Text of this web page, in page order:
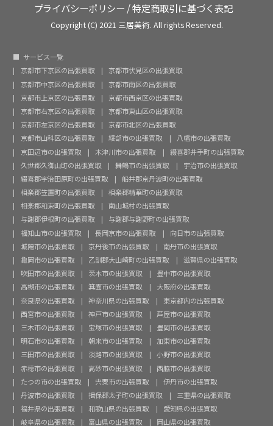
プライバシーポリシー /特定商取引に基づく表記
Copyright (C) 2021 三居美術. All rights Reserved.
サービス一覧
京都市下京区の出張買取
京都市伏見区の出張買取
京都市中京区の出張買取
京都市南区の出張買取
京都市上京区の出張買取
京都市西京区の出張買取
京都市右京区の出張買取
京都市東山区の出張買取
京都市左京区の出張買取
京都市北区の出張買取
京都市山科区の出張買取
綾部市の出張買取
八幡市の出張買取
京田辺市の出張買取
木津川市の出張買取
綴喜郡井手町の出張買取
久世郡久御山町の出張買取
舞鶴市の出張買取
宇治市の出張買取
綴喜郡宇治田原町の出張買取
船井郡京丹波町の出張買取
相楽郡笠置町の出張買取
相楽郡精華町の出張買取
相楽郡和束町の出張買取
南山城村の出張買取
与謝郡伊根町の出張買取
与謝郡与謝野町の出張買取
福知山市の出張買取
長岡京市の出張買取
向日市の出張買取
城陽市の出張買取
京丹後市の出張買取
南丹市の出張買取
亀岡市の出張買取
乙訓郡大山崎町の出張買取
滋賀県の出張買取
吹田市の出張買取
茨木市の出張買取
豊中市の出張買取
高槻市の出張買取
箕面市の出張買取
大阪府の出張買取
奈良県の出張買取
神奈川県の出張買取
東京都内の出張買取
西宮市の出張買取
神戸市の出張買取
芦屋市の出張買取
三木市の出張買取
宝塚市の出張買取
豊岡市の出張買取
明石市の出張買取
朝来市の出張買取
加東市の出張買取
三田市の出張買取
淡路市の出張買取
小野市の出張買取
赤穂市の出張買取
高砂市の出張買取
西脇市の出張買取
たつの市の出張買取
宍粟市の出張買取
伊丹市の出張買取
丹波市の出張買取
揖保郡太子町の出張買取
三重県の出張買取
福井県の出張買取
和歌山県の出張買取
愛知県の出張買取
岐阜県の出張買取
富山県の出張買取 岡山県の出張買取